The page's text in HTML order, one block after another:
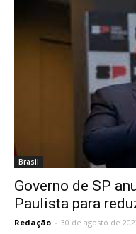
Brasil
Governo de SP
Paulista para
Redação - 30 de agosto de